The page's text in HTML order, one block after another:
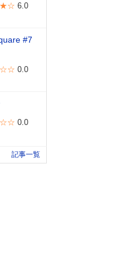
6.0
#7
0.0
0.0
記事一覧